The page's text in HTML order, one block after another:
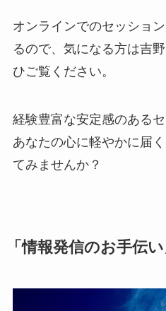
オンラインでのセッショ
るので、気になる方は吉
ひご覧ください。
経験豊富な安定感のある
あなたの心に軽やかに届
てみませんか？
「情報発信のお手伝